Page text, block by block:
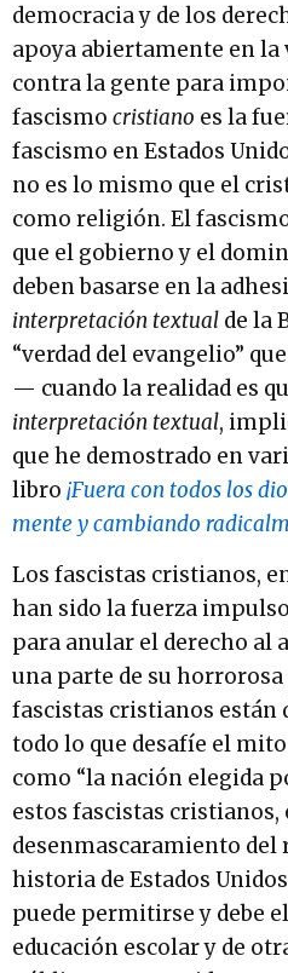
democracia y de los
apoya abiertamente en
contra la gente para
fascismo cristiano es la
fascismo en Estados
no es lo mismo que el
como religión. El
que el gobierno y el
deben basarse en la
interpretación textual de la
“verdad del evangelio”
— cuando la realidad es
interpretación textual,
que he demostrado en
libro ¡Fuera con todos los
mente y cambiando
Los fascistas cristianos,
han sido la fuerza
para anular el derecho al
una parte de su
fascistas cristianos están
todo lo que desafíe el
como “la nación elegida
estos fascistas cristianos,
desenmascaramiento del
historia de Estados
puede permitirse y debe
educación escolar y de